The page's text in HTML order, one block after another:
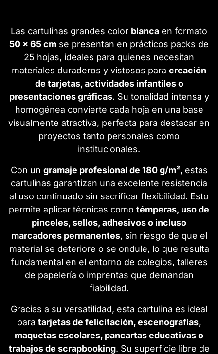
Las cartulinas grandes color blanca en formato
50 x 65 cm se presentan en prácticos packs de
25 hojas, ideales para quienes necesitan
materiales duraderos y vistosos para creación
de tarjetas, actividades infantiles o
presentaciones gráficas. Su tonalidad intensa y
homogénea convierte cada hoja en una base
visualmente atractiva, perfecta para destacar en
proyectos tanto personales como
institucionales.
Con un gramaje profesional de 180 g/m², estas
cartulinas garantizan una excelente resistencia
al uso continuado sin sacrificar flexibilidad. Esto
permite aplicar técnicas como témperas, uso de
pinceles, sellos, adhesivos o incluso
marcadores permanentes, sin riesgo de que el
material se deteriore o se ondule, lo que resulta
fundamental en el entorno de colegios, talleres
de papelería o imprentas que demandan
fiabilidad.
Gracias a su versatilidad, esta cartulina es ideal
para tarjetas de felicitación, escenografías,
maquetas escolares, pancartas educativas o
trabajos de scrapbooking. Su superficie libre de